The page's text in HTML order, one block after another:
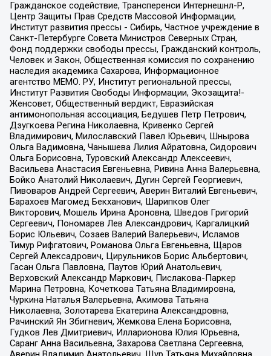
Гражданское содействие, Трансперенси Интернешнл-Р,
Центр Защиты Прав Средств Массовой Информации,
Институт развития прессы - Сибирь, Частное учреждение в
Санкт-Петербурге Совета Министров Северных Стран,
Фонд поддержки свободы прессы, Гражданский контроль,
Человек и Закон, Общественная комиссия по сохранению
наследия академика Сахарова, Информационное
агентство МЕМО. РУ, Институт региональной прессы,
Институт Развития Свободы Информации, Экозащита!-
Женсовет, Общественный вердикт, Евразийская
антимонопольная ассоциация, Бедушев Петр Петрович,
Дзугкоева Регина Николаевна, Кривенко Сергей
Владимирович, Милославский Павел Юрьевич, Шнырова
Ольга Вадимовна, Чанышева Лилия Айратовна, Сидорович
Ольга Борисовна, Туровский Александр Алексеевич,
Васильева Анастасия Евгеньевна, Ривина Анна Валерьевна,
Бойко Анатолий Николаевич, Дугин Сергей Георгиевич,
Пивоваров Андрей Сергеевич, Аверин Виталий Евгеньевич,
Барахоев Магомед Бекханович, Шарипков Олег
Викторович, Мошель Ирина Ароновна, Шведов Григорий
Сергеевич, Пономарев Лев Александрович, Каргалицкий
Борис Юльевич, Созаев Валерий Валерьевич, Исламов
Тимур Рифгатович, Романова Ольга Евгеньевна, Щаров
Сергей Алексадрович, Цирульников Борис Альбертович,
Гасан Ольга Павловна, Паутов Юрий Анатольевич,
Верховский Александр Маркович, Пислакова-Паркер
Марина Петровна, Кочеткова Татьяна Владимировна,
Чуркина Наталья Валерьевна, Акимова Татьяна
Николаевна, Золотарева Екатерина Александровна,
Рачинский Ян Збигневич, Жемкова Елена Борисовна,
Гудков Лев Дмитриевич, Илларионова Юлия Юрьевна,
Саранг Анна Васильевна, Захарова Светлана Сергеевна,